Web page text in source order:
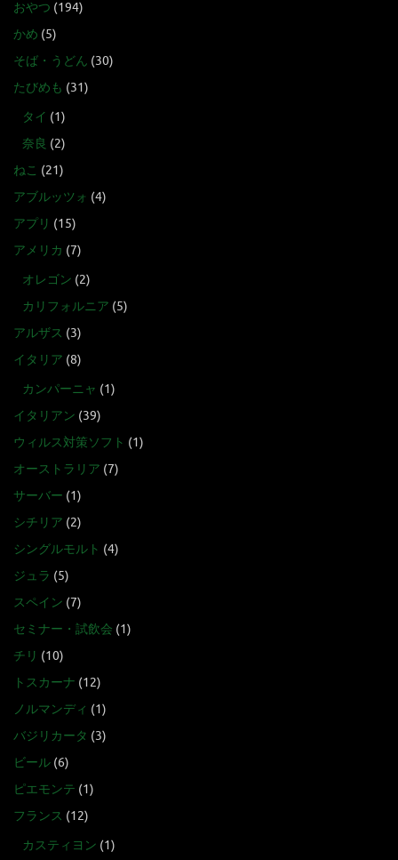
おやつ (194)
かめ (5)
そば・うどん (30)
たびめも (31)
タイ (1)
奈良 (2)
ねこ (21)
アブルッツォ (4)
アプリ (15)
アメリカ (7)
オレゴン (2)
カリフォルニア (5)
アルザス (3)
イタリア (8)
カンパーニャ (1)
イタリアン (39)
ウィルス対策ソフト (1)
オーストラリア (7)
サーバー (1)
シチリア (2)
シングルモルト (4)
ジュラ (5)
スペイン (7)
セミナー・試飲会 (1)
チリ (10)
トスカーナ (12)
ノルマンディ (1)
バジリカータ (3)
ビール (6)
ピエモンテ (1)
フランス (12)
カスティヨン (1)